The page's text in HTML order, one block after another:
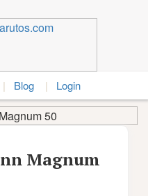
| Blog | Login
Magnum